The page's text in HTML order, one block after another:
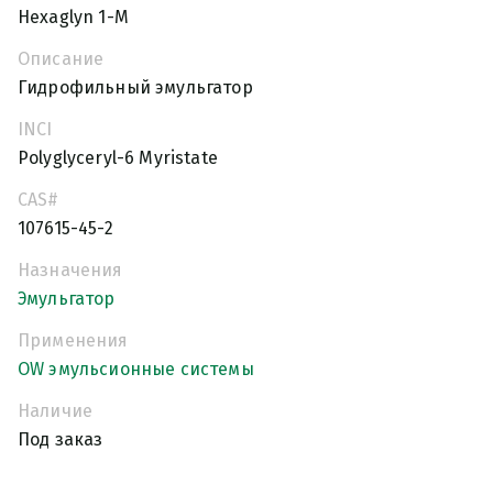
Hexaglyn 1-M
Описание
Гидрофильный эмульгатор
INCI
Polyglyceryl-6 Myristate
CAS#
107615-45-2
Назначения
Эмульгатор
Применения
OW эмульсионные системы
Наличие
Под заказ